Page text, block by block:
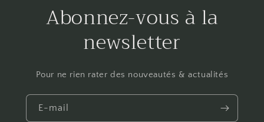
Abonnez-vous à la
newsletter
Pour ne rien rater des nouveautés & actualités
E-mail